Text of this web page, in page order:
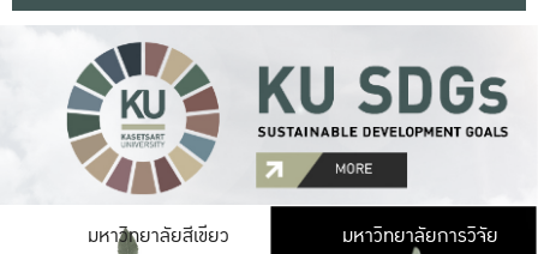
มหาวิทยาลัยสีเขียว มหาวิ
มหาวิทยาลัยการวิจัย